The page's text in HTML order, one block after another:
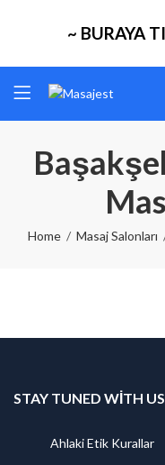
~ BURAYA
Home Masaj Salonları
STAY TUNED WITH US
Ahlaki Etik Kurallar